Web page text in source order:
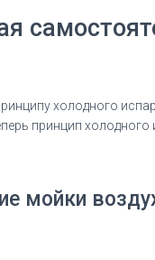
холодного
принцип
мойки